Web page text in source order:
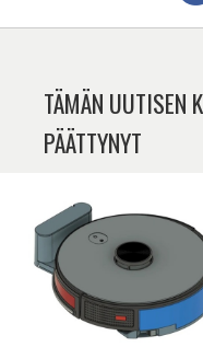
TÄMÄN UUTISEN
PÄÄTTYNYT